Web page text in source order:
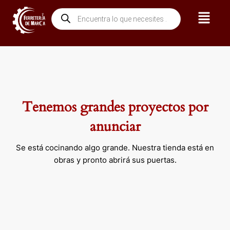
contenido
Búsqueda
de
productos
Menú
Tenemos grandes proyectos por
anunciar
Se está cocinando algo grande. Nuestra tienda está en
obras y pronto abrirá sus puertas.